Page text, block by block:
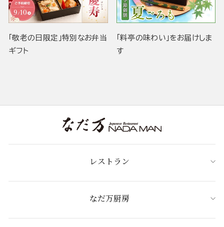
「敬老の日限定」特別なお弁当
ギフト
「料亭の味わい」をお届けしま
す
レストラン
なだ万厨房